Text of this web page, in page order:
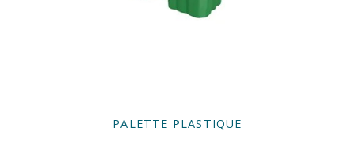
PALETTE PLASTIQUE